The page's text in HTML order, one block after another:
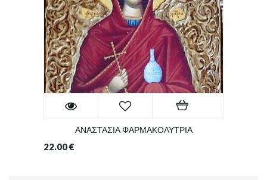
ΑΝΑΣΤΑΣΙΑ ΦΑΡΜΑΚΟΛΥΤΡΙΑ
22.00€